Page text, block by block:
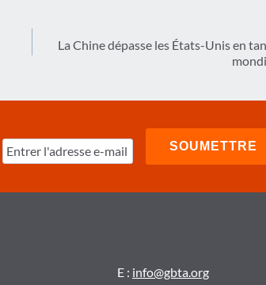
La Chine dépasse les États-Unis en
E : info@gbta.org